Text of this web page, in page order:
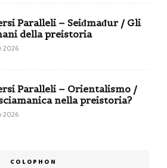
Paralleli – Seiđmađur / Gli
della preistoria
2026
Paralleli – Orientalismo /
nella preistoria?
2026
COLOPHON